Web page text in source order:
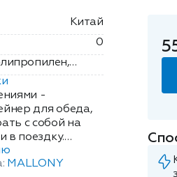
Китай
0
-
для обеда,
с собой на
в поездку.
на два
MALLONY